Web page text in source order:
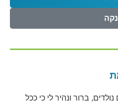
נקה
ברור ונהיר לי כי ככל